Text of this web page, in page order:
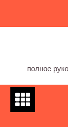
содержимому
полное